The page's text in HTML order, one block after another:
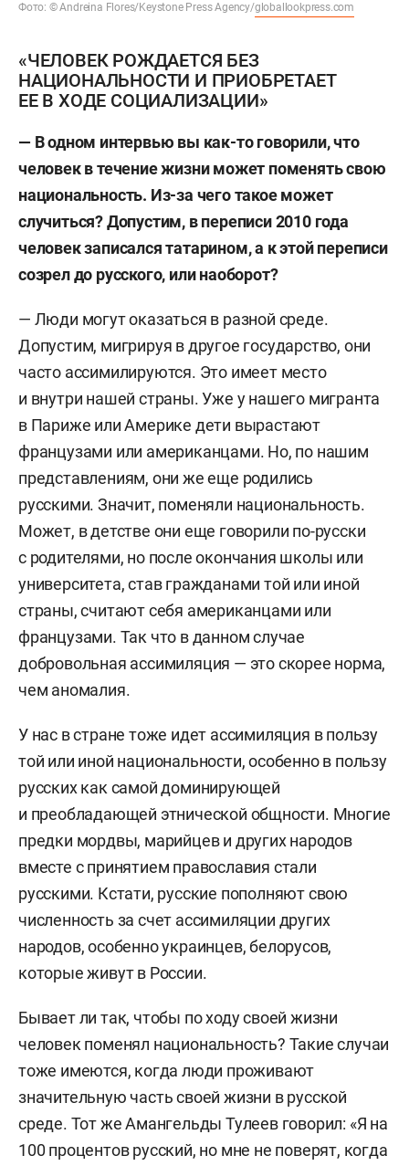
Фото: © Andreina Flores/Keystone Press Agency/globallookpress.com
«ЧЕЛОВЕК РОЖДАЕТСЯ БЕЗ
НАЦИОНАЛЬНОСТИ И ПРИОБРЕТАЕТ
ЕЕ В ХОДЕ СОЦИАЛИЗАЦИИ»
— В одном интервью вы как-то говорили, что
человек в течение жизни может поменять свою
национальность. Из-за чего такое может
случиться? Допустим, в переписи 2010 года
человек записался татарином, а к этой переписи
созрел до русского, или наоборот?
— Люди могут оказаться в разной среде.
Допустим, мигрируя в другое государство, они
часто ассимилируются. Это имеет место
и внутри нашей страны. Уже у нашего мигранта
в Париже или Америке дети вырастают
французами или американцами. Но, по нашим
представлениям, они же еще родились
русскими. Значит, поменяли национальность.
Может, в детстве они еще говорили по-русски
с родителями, но после окончания школы или
университета, став гражданами той или иной
страны, считают себя американцами или
французами. Так что в данном случае
добровольная ассимиляция — это скорее норма,
чем аномалия.
У нас в стране тоже идет ассимиляция в пользу
той или иной национальности, особенно в пользу
русских как самой доминирующей
и преобладающей этнической общности. Многие
предки мордвы, марийцев и других народов
вместе с принятием православия стали
русскими. Кстати, русские пополняют свою
численность за счет ассимиляции других
народов, особенно украинцев, белорусов,
которые живут в России.
Бывает ли так, чтобы по ходу своей жизни
человек поменял национальность? Такие случаи
тоже имеются, когда люди проживают
значительную часть своей жизни в русской
среде. Тот же Амангельды Тулеев говорил: «Я на
100 процентов русский, но мне не поверят, когда